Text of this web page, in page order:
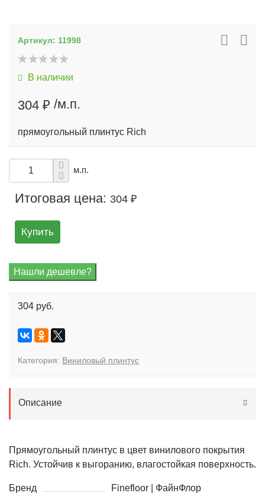
Артикул: 11998
В наличии
304 ₽ /м.п.
прямоугольный плинтус Rich
м.п.
Итоговая цена: 304 ₽
Купить
304 руб.
Категория: Виниловый плинтус
Описание
Прямоугольный плинтус в цвет винилового покрытия
Rich. Устойчив к выгоранию, влагостойкая поверхность.
Бренд
Finefloor | ФайнФлор